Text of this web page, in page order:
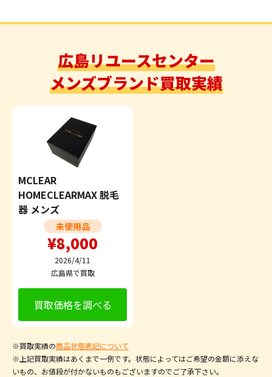
広島リユースセンター
メンズブランド買取実績
MCLEAR
HOMECLEARMAX 脱毛
器 メンズ
未使用品
¥8,000
2026/4/11
広島県で買取
買取価格を調べる
※買取実績の商品状態表記について
※上記買取実績はあくまで一例です。状態によってはご希望の金額に添えな
いもの、お値段が付かないものもございますのでご了承下さい。